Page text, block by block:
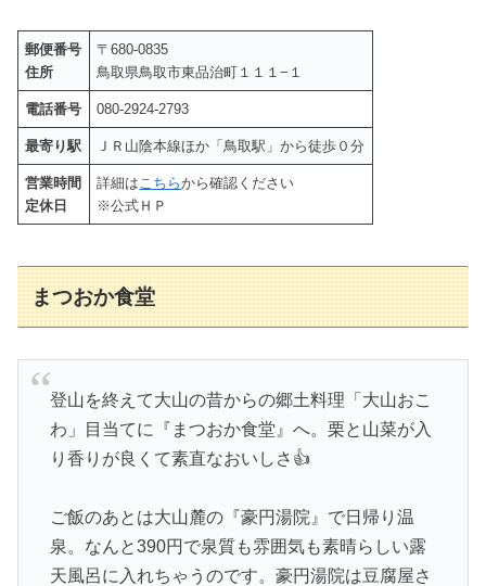
郵便番号
住所
〒680-0835
鳥取県鳥取市東品治町１１１−１
電話番号 080-2924-2793
最寄り駅 ＪＲ山陰本線ほか「鳥取駅」から徒歩０分
営業時間
定休日
詳細は こちらから確認ください
※公式ＨＰ
まつおか食堂
登山を終えて大山の昔からの郷土料理「大山おこ
わ」目当てに『まつおか食堂』へ。栗と山菜が入
り香りが良くて素直なおいしさ👍
ご飯のあとは大山麓の『豪円湯院』で日帰り温
泉。なんと390円で泉質も雰囲気も素晴らしい露
天風呂に入れちゃうのです。豪円湯院は豆腐屋さ